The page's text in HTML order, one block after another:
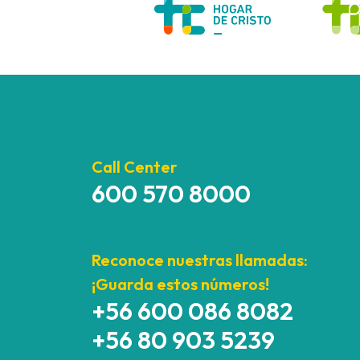
Call Center
600 570 8000
Reconoce nuestras llamadas:
¡Guarda estos números!
+56 600 086 8082
+56 80 903 5239